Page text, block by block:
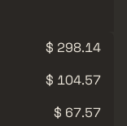
$ 298.14
$ 104.57
$ 67.57